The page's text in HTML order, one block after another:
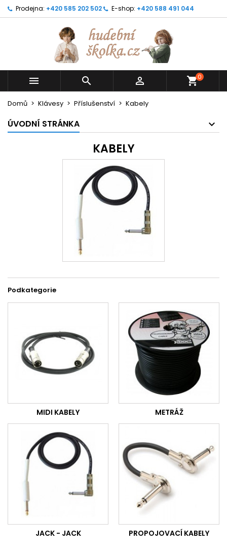
Prodejna: +420 585 202 502 E-shop: +420 588 491 044
   shopping_cart0
Domů Klávesy Příslušenství Kabely
ÚVODNÍ STRÁNKA
KABELY
Podkategorie
MIDI KABELY METRÁŽ
JACK - JACK PROPOJOVACÍ KABELY